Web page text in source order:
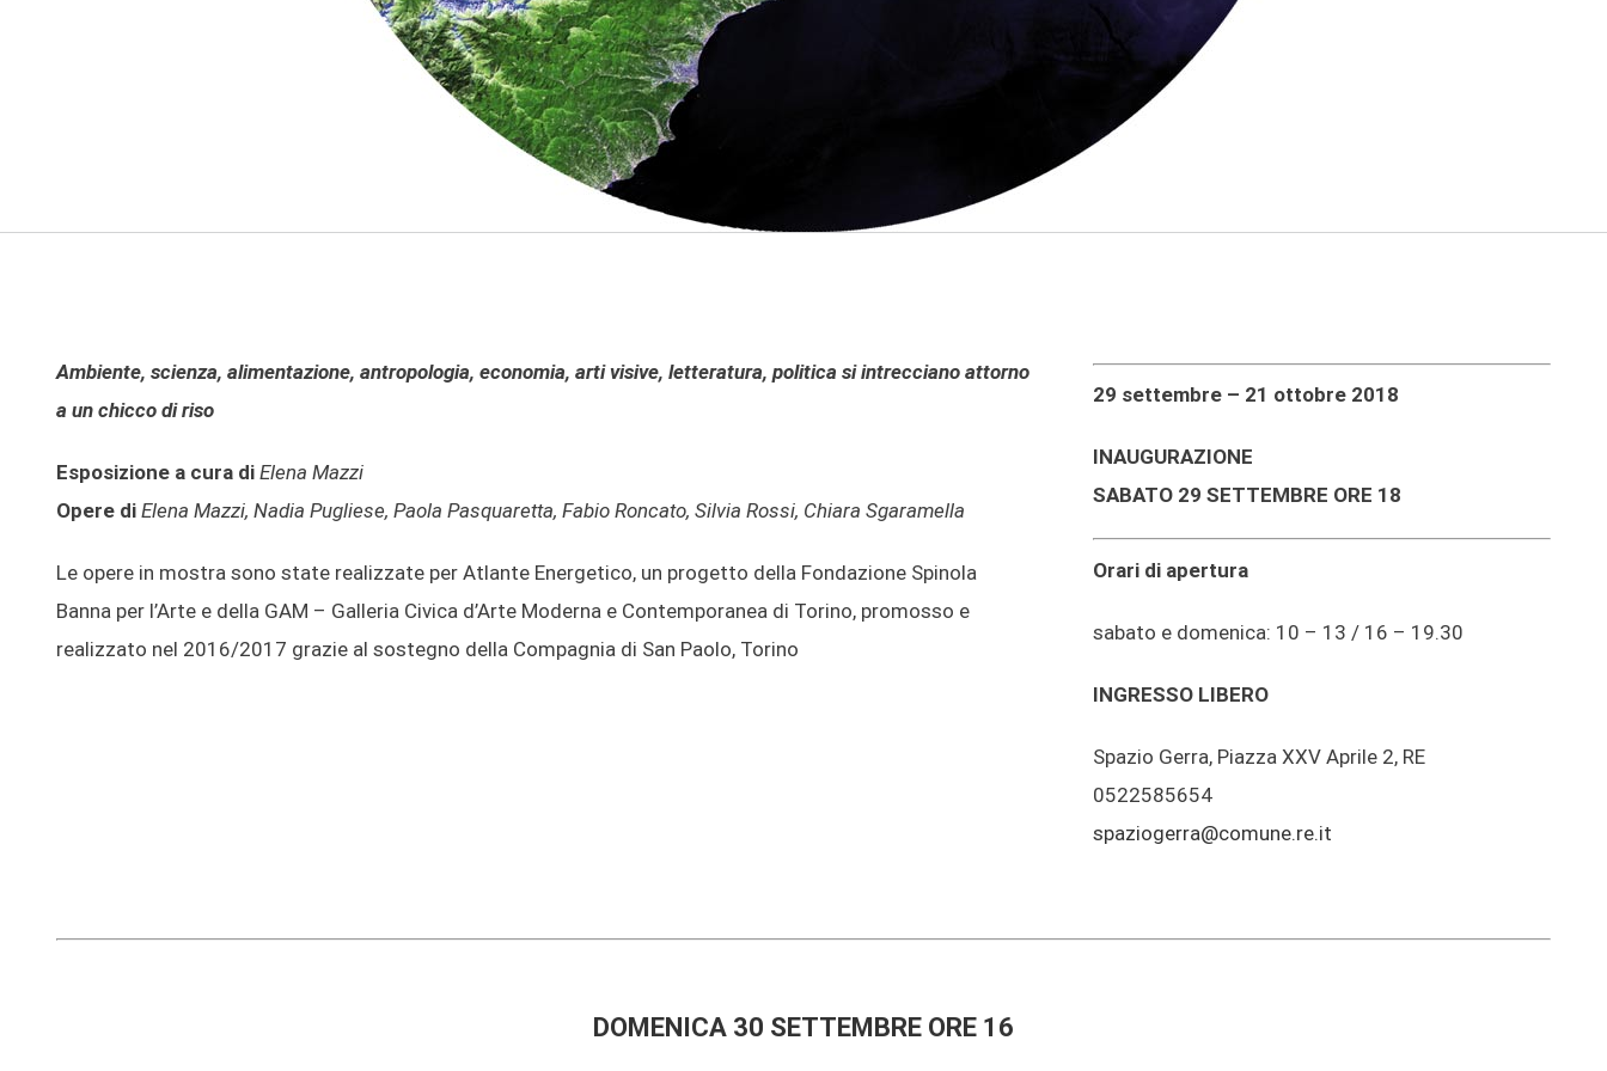
Ambiente, scienza, alimentazione, antropologia, economia, arti visive, letteratura, politica si intrecciano attorno
a un chicco di riso
Esposizione a cura di Elena Mazzi
Opere di Elena Mazzi, Nadia Pugliese, Paola Pasquaretta, Fabio Roncato, Silvia Rossi, Chiara Sgaramella
Le opere in mostra sono state realizzate per Atlante Energetico, un progetto della Fondazione Spinola
Banna per l’Arte e della GAM – Galleria Civica d’Arte Moderna e Contemporanea di Torino, promosso e
realizzato nel 2016/2017 grazie al sostegno della Compagnia di San Paolo, Torino
29 settembre – 21 ottobre 2018
INAUGURAZIONE
SABATO 29 SETTEMBRE ORE 18
Orari di apertura
sabato e domenica: 10 – 13 / 16 – 19.30
INGRESSO LIBERO
Spazio Gerra, Piazza XXV Aprile 2, RE
0522585654
spaziogerra@comune.re.it
DOMENICA 30 SETTEMBRE ORE 16